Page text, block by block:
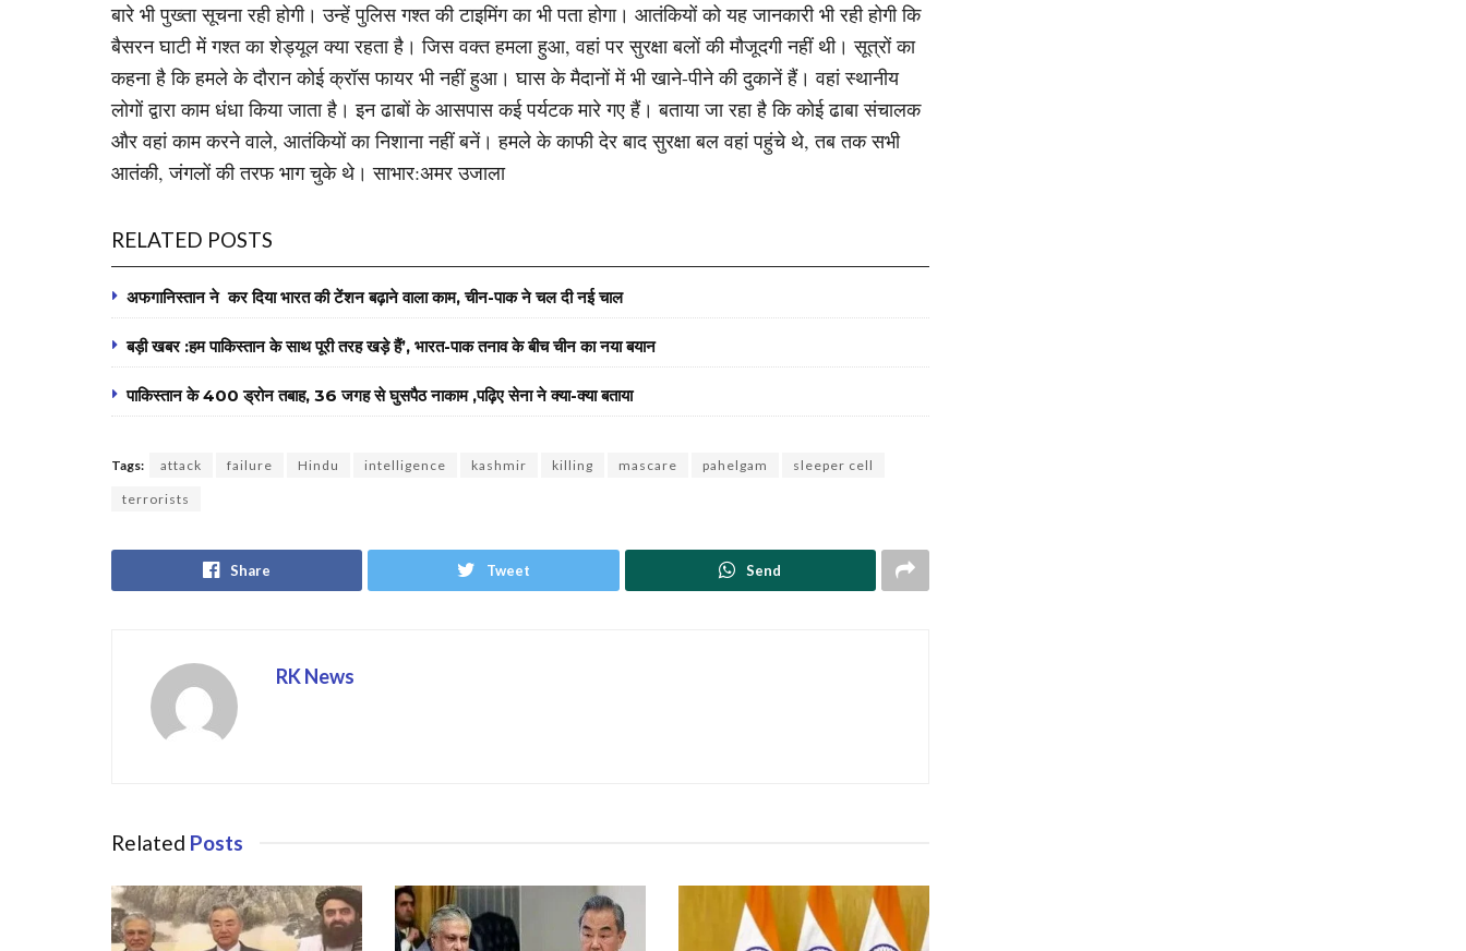
बारे भी पुख्ता सूचना रही होगी। उन्हें पुलिस गश्त की टाइमिंग का भी पता होगा। आतंकियों को यह जानकारी भी रही होगी कि
बैसरन घाटी में गश्त का शेड्यूल क्या रहता है। जिस वक्त हमला हुआ, वहां पर सुरक्षा बलों की मौजूदगी नहीं थी। सूत्रों का
कहना है कि हमले के दौरान कोई क्रॉस फायर भी नहीं हुआ। घास के मैदानों में भी खाने-पीने की दुकानें हैं। वहां स्थानीय
लोगों द्वारा काम धंधा किया जाता है। इन ढाबों के आसपास कई पर्यटक मारे गए हैं। बताया जा रहा है कि कोई ढाबा संचालक
और वहां काम करने वाले, आतंकियों का निशाना नहीं बनें। हमले के काफी देर बाद सुरक्षा बल वहां पहुंचे थे, तब तक सभी
आतंकी, जंगलों की तरफ भाग चुके थे। साभार:अमर उजाला
RELATED POSTS
अफगानिस्तान ने कर दिया भारत की टेंशन बढ़ाने वाला काम, चीन-पाक ने चल दी नई चाल
बड़ी खबर :हम पाकिस्तान के साथ पूरी तरह खड़े हैं’, भारत-पाक तनाव के बीच चीन का नया बयान
पाकिस्तान के 400 ड्रोन तबाह, 36 जगह से घुसपैठ नाकाम ,पढ़िए सेना ने क्या-क्या बताया
Tags: attack failure Hindu intelligence kashmir killing mascare pahelgam sleeper cell
terrorists
Share Tweet Send
RK News
Related Posts